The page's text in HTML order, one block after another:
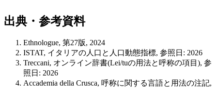
出典・参考資料
Ethnologue, 第27版, 2024
ISTAT, イタリアの人口と人口動態指標, 参照日: 2026
Treccani, オンライン辞書(Lei/tuの用法と呼称の項目), 参
照日: 2026
Accademia della Crusca, 呼称に関する言語と用法の注記,